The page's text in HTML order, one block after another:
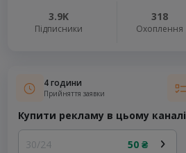
3.9K
Підписники
318
Охоплення
4 години
Прийняття заявки
Купити рекламу в цьому каналі
30/24 50 ₴